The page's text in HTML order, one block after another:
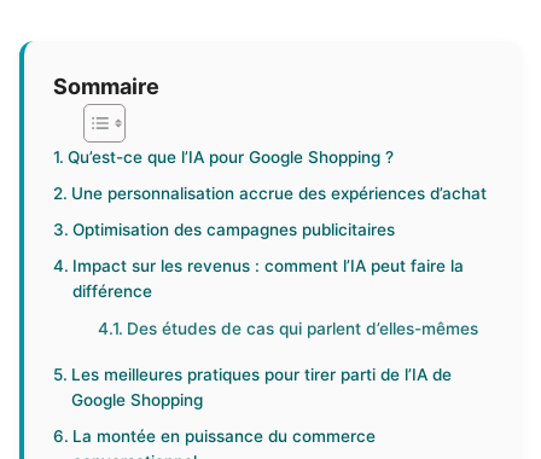
Sommaire
Qu’est-ce que l’IA pour Google Shopping ?
Une personnalisation accrue des expériences d’achat
Optimisation des campagnes publicitaires
Impact sur les revenus : comment l’IA peut faire la
différence
Des études de cas qui parlent d’elles-mêmes
Les meilleures pratiques pour tirer parti de l’IA de
Google Shopping
La montée en puissance du commerce